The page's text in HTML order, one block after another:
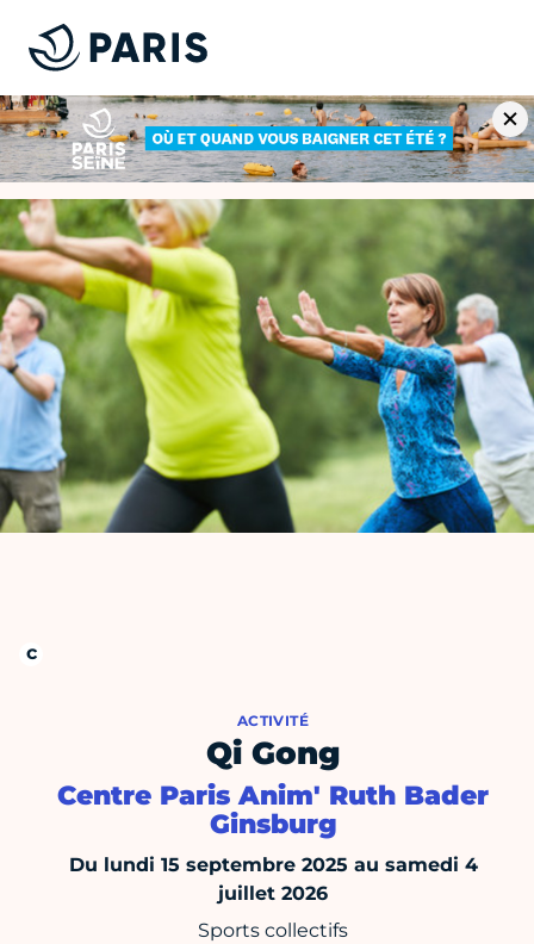
ACTIVITÉ
Qi Gong
Centre Paris Anim' Ruth Bader
Ginsburg
Du lundi 15 septembre 2025 au samedi 4
juillet 2026
Sports collectifs